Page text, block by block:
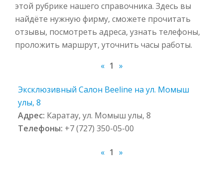
этой рубрике нашего справочника. Здесь вы
найдёте нужную фирму, сможете прочитать
отзывы, посмотреть адреса, узнать телефоны,
проложить маршрут, уточнить часы работы.
« 1 »
Эксклюзивный Салон Beeline на ул. Момыш
улы, 8
Адрес: Каратау, ул. Момыш улы, 8
Телефоны: +7 (727) 350-05-00
« 1 »